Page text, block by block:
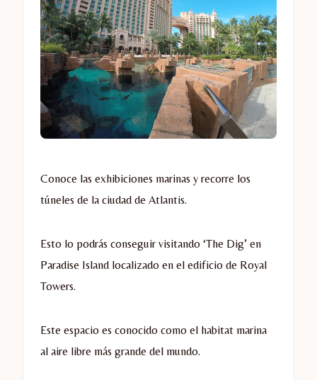
Conoce las exhibiciones marinas y recorre los
túneles de la ciudad de Atlantis.
Esto lo podrás conseguir visitando ‘The Dig’ en
Paradise Island localizado en el edificio de Royal
Towers.
Este espacio es conocido como el habitat marina
al aire libre más grande del mundo.